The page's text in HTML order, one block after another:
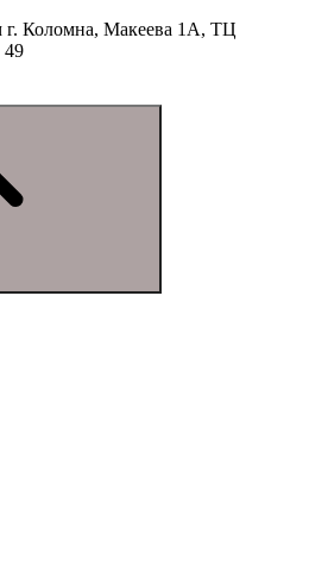
Коломна, Макеева 1А, ТЦ
49